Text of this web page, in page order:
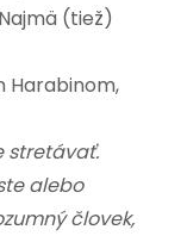
(tiež)
Harabinom,
stretávať.
alebo
človek,